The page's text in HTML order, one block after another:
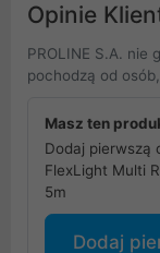
Opinie
PROLINE S.A. nie
pochodzą od
Masz ten
Dodaj pierwszą
FlexLight Multi
5m
Dodaj